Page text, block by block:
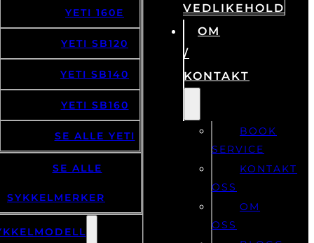
YETI 160E
YETI SB120
YETI SB140
YETI SB160
SE ALLE YETI
SE ALLE
SYKKELMERKER
VEDLIKEHOLD
OM
/
KONTAKT
BOOK
SERVICE
KONTAKT
OSS
OM
OSS